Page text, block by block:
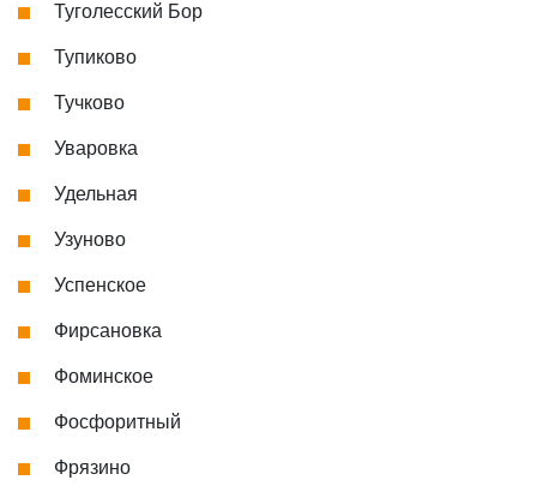
Туголесский Бор
Тупиково
Тучково
Уваровка
Удельная
Узуново
Успенское
Фирсановка
Фоминское
Фосфоритный
Фрязино